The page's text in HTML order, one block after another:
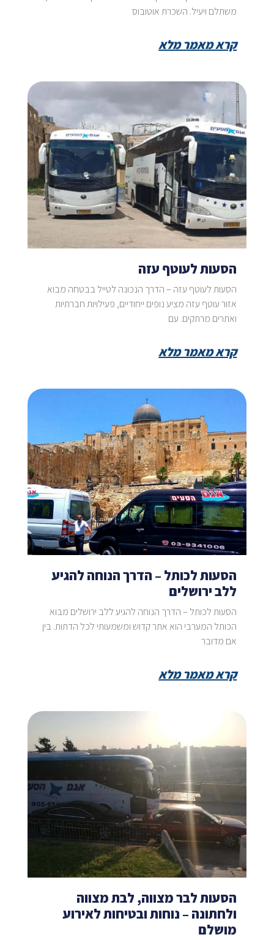
משתלם ויעיל. השכרת אוטובוס
קרא מאמר מלא
הסעות לעוטף עזה
הסעות לעוטף עזה – הדרך הנכונה לטייל בבטחה מבוא
אזור עוטף עזה מציע נופים ייחודיים, פעילויות חברתיות
ואתרים מרתקים. עם
קרא מאמר מלא
הסעות לכותל – הדרך הנוחה להגיע
ללב ירושלים
הסעות לכותל – הדרך הנוחה להגיע ללב ירושלים מבוא
הכותל המערבי הוא אתר קדוש ומשמעותי לכל הדתות. בין
אם מדובר
קרא מאמר מלא
הסעות לבר מצווה, לבת מצווה
ולחתונה – נוחות ובטיחות לאירוע
מושלם